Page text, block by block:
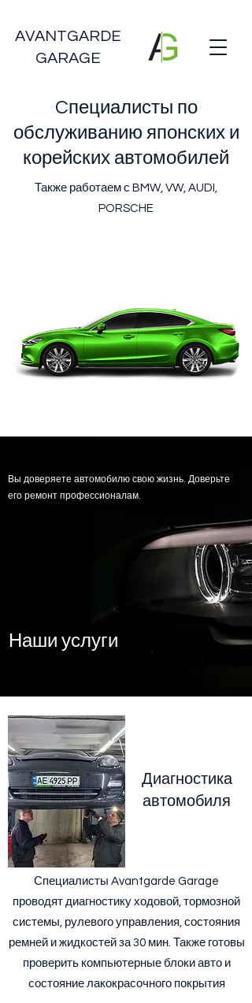
AVANTGARDE
GARAGE
Наши услуги
Вы доверяете автомобилю свою жизнь. Доверьте
его ремонт профессионалам.
Cпециалисты по
обслуживанию японских и
корейских автомобилей
Также работаем с BMW, VW, AUDI,
PORSCHE
Диагностика
автомобиля
Специалисты Avantgarde Garage
проводят диагностику ходовой, тормозной
системы, рулевого управления, состояния
ремней и жидкостей за 30 мин. Также готовы
проверить компьютерные блоки авто и
состояние лакокрасочного покрытия